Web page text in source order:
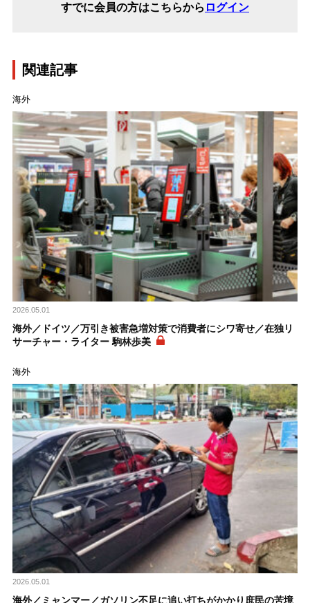
すでに会員の方はこちらから ログイン
関連記事
海外
2026.05.01
海外／ドイツ／万引き被害急増対策で消費者にシワ寄せ／在独リ
サーチャー・ライター 駒林歩美
海外
2026.05.01
海外／ミャンマー／ガソリン不足に追い打ちがかかり庶民の苦境